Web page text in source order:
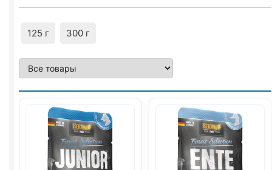
125 г 300 г